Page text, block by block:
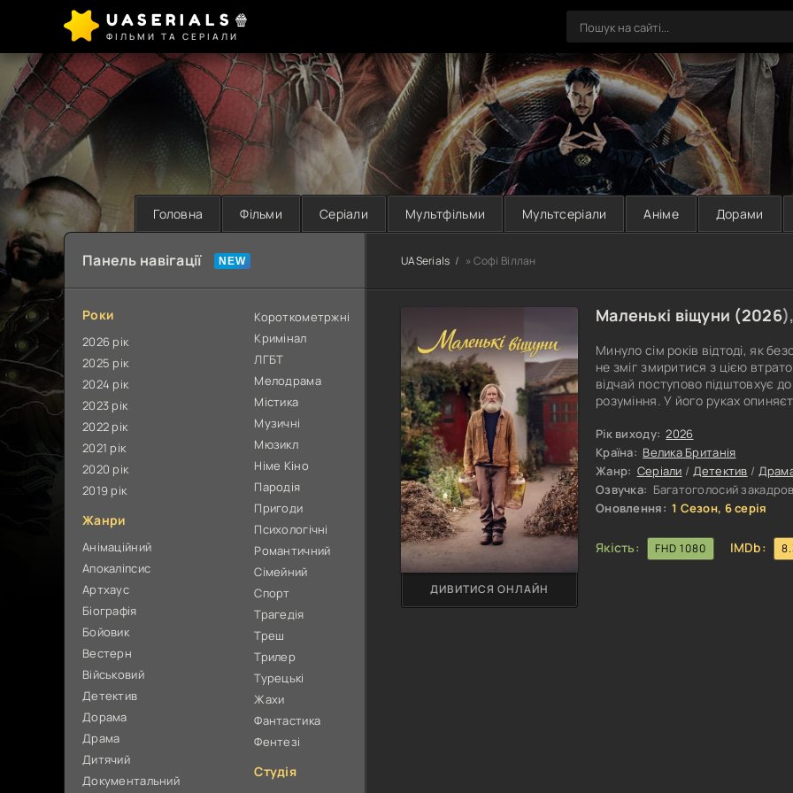
UASERIALS🍿
ФІЛЬМИ ТА СЕРІАЛИ
Головна Фільми Серіали Мультфільми Мультсеріали Аніме Дорами
UASerials » Софі Віллан
Маленькі віщуни (2026
Минуло сім років відтоді, як
не зміг змиритися з цією
відчай поступово підштовхує
розуміння. У його руках
приховано. Саме через ці
хоча б наблизитися до істини
Рік виходу: 2026
Країна: Велика Британія
Жанр: Серіали / Детектив /
Озвучка: Багатоголосий
Оновлення: 1 Сезон, 6 серія
Якість: FHD 1080 IMDb:
ДИВИТИСЯ ОНЛАЙН
Панель навігації
Роки
2026 рік
2025 рік
2024 рік
2023 рік
2022 рік
2021 рік
2020 рік
2019 рік
Жанри
Анімаційний
Апокаліпсис
Артхаус
Біографія
Бойовик
Вестерн
Військовий
Детектив
Дорама
Драма
Дитячий
Документальний
Короткометржні
Кримінал
ЛГБТ
Мелодрама
Містика
Музичні
Мюзикл
Німе Кіно
Пародія
Пригоди
Психологічні
Романтичний
Сімейний
Спорт
Трагедія
Треш
Трилер
Турецькі
Жахи
Фантастика
Фентезі
Студія